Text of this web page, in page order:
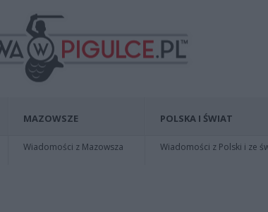
MAZOWSZE
Wiadomości z Mazowsza
POLSKA I ŚWIAT
Wiadomości z Polski i ze